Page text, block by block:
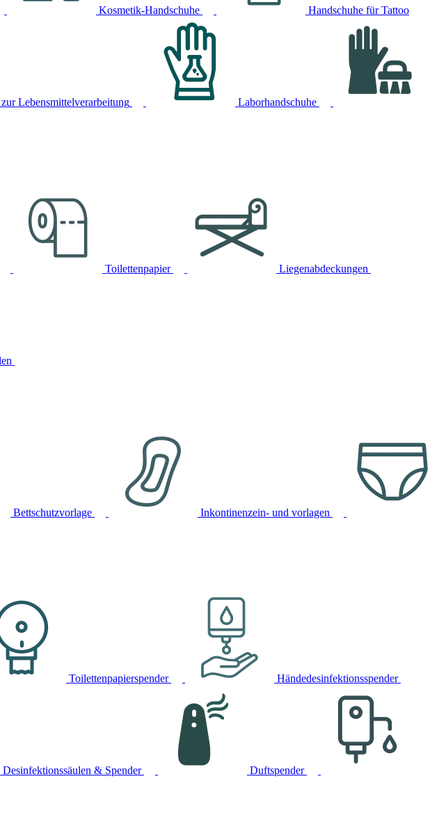
Kosmetik-Handschuhe Handschuhe für Tattoo
Lebensmittelverarbeitung
Laborhandschuhe
Toilettenpapier Liegenabdeckungen
Bettschutzvorlage
Inkontinenzein- und vorlagen
Toilettenpapierspender Händedesinfektionsspender
Desinfektionssäulen & Spender
Duftspender